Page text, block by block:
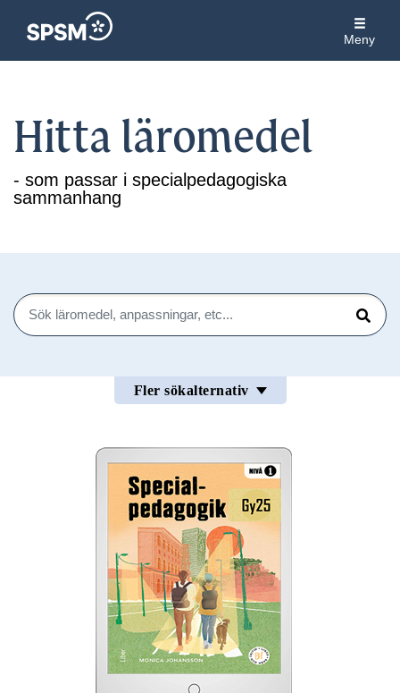
Meny
Hitta läromedel
- som passar i specialpedagogiska
sammanhang
Sök
Sök
Fler sökalternativ